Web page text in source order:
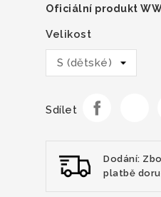
Oficiální produkt
Velikost
Sdílet
Dodání:
platbě